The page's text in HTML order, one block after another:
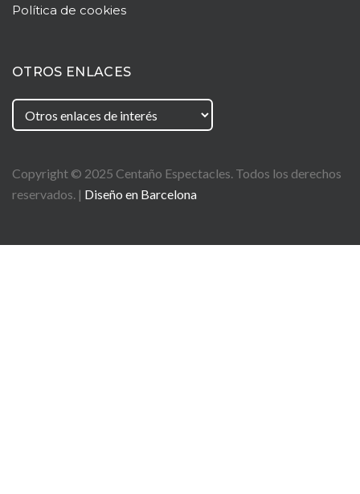
Política de cookies
OTROS ENLACES
Copyright © 2025 Centaño Espectacles. Todos los derechos
reservados. | Diseño en Barcelona